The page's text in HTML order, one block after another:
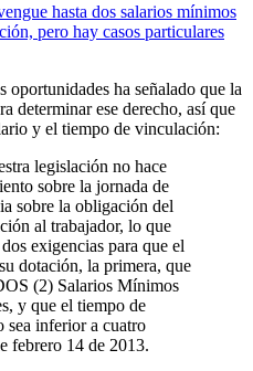
hasta dos salarios mínimos
pero hay casos particulares
ha señalado que la
determinar ese derecho, así que
y el tiempo de vinculación:
legislación no hace
sobre la jornada de
sobre la obligación del
al trabajador, lo que
exigencias para que el
dotación, la primera, que
(2) Salarios Mínimos
y que el tiempo de
sea inferior a cuatro
febrero 14 de 2013.